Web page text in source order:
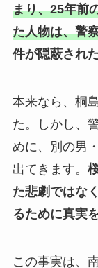
まり、25年前
た人物は、警
件が隠蔽され
本来なら、桐
た。しかし、
めに、別の男
出てきます。
た悲劇ではな
るために真実
この事実は、